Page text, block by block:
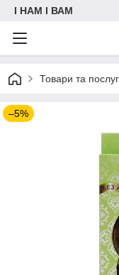
I НАМ I ВАМ
Товари та
–5%